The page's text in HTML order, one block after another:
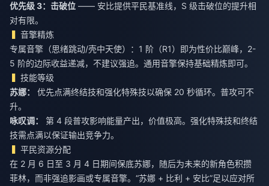
优先级 3：击破位 —— 安比提供平民基准线，S 级击破位的提升相
对有限。
音擎精炼
专属音擎（思绪跳动/壳中天使）：1 阶（R1）即为性价比巅峰，2-
5 阶的边际收益递减，不建议强追。通用音擎保持基础精炼即可。
技能等级
苏娜：
优先点满终结技和强化特殊技以确保 20 秒循环。普攻可不
升。
咏叹调：
第 4 段普攻影响能量产出，价值极高。强化特殊技和终结
技需点满以保证输出竞争力。
平民资源分配
在 2 月 6 日至 3 月 4 日期间保底苏娜，随后为未来的新角色积攒
菲林，而非强追影画或专属音擎。“苏娜 + 比利 + 安比”足以应对所